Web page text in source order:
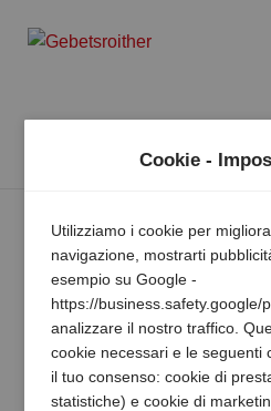
Cookie -
Utilizziamo i cookie per
navigazione, mostrarti
esempio su Google -
https://business.safety.google/
analizzare il nostro traffico.
cookie necessari e le seguenti
il tuo consenso: cookie di
statistiche) e cookie di